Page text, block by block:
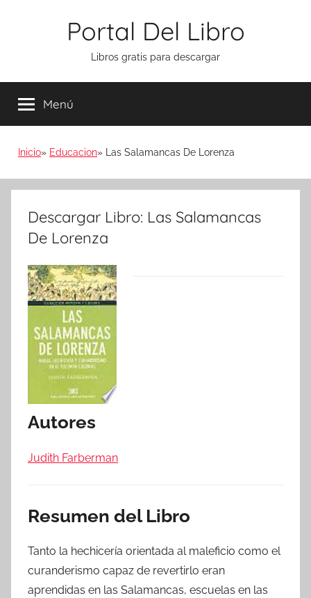
Portal Del Libro
Libros gratis para descargar
Menú
Inicio Educacion Las Salamancas De Lorenza
Descargar Libro: Las Salamancas
De Lorenza
Autores
Judith Farberman
Resumen del Libro
Tanto la hechicería orientada al maleficio como el
curanderismo capaz de revertirlo eran
aprendidas en las Salamancas, escuelas en las